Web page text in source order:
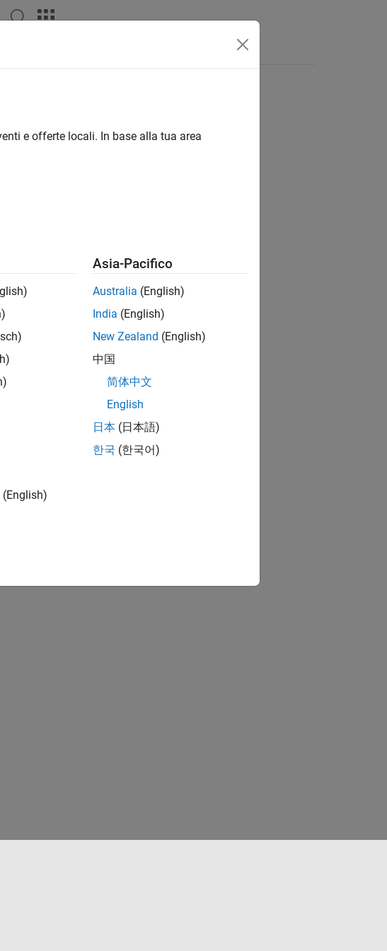
e offerte locali. In base alla tua area
(English)
Asia-Pacifico
Australia (English)
India (English)
New Zealand (English)
中国
简体中文
English
日本 (日本語)
한국 (한국어)